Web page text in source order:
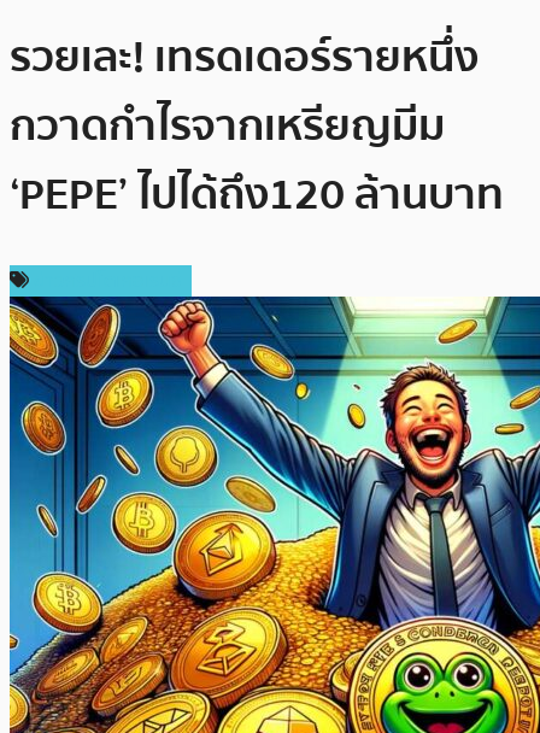
รวยเละ! เทรดเดอร์รายหนึ่ง
กวาดกำไรจากเหรียญมีม
‘PEPE’ ไปได้ถึง120 ล้านบาท